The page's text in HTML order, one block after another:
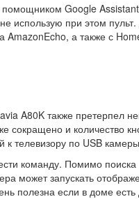
Google
использую при этом
а также с
A80K также претерпел
сокращено и количество
к телевизору по USB
команду. Помимо
может запускать
полезна если в доме есть